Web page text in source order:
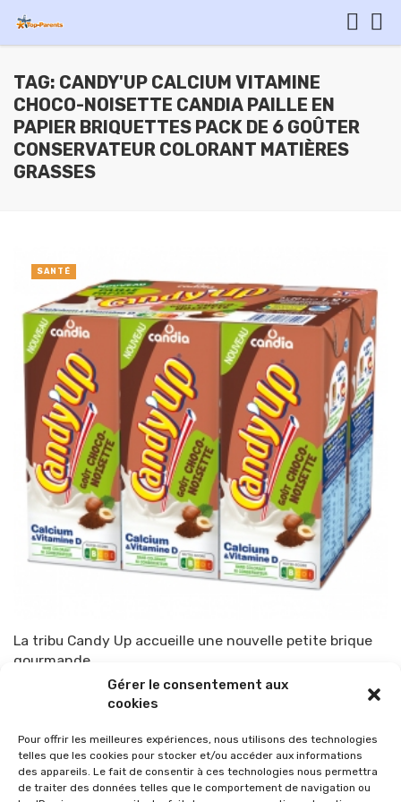
Gérer le consentement aux
cookies
Pour offrir les meilleures expériences, nous utilisons des technologies
telles que les cookies pour stocker et/ou accéder aux informations
des appareils. Le fait de consentir à ces technologies nous permettra
de traiter des données telles que le comportement de navigation ou
TAG: CANDY'UP CALCIUM VITAMINE
CHOCO-NOISETTE CANDIA PAILLE EN
PAPIER BRIQUETTES PACK DE 6 GOÛTER
CONSERVATEUR COLORANT MATIÈRES
GRASSES
La tribu Candy Up accueille une nouvelle petite brique
gourmande
TOP-PARENTS 6 juin 2021
SANTÉ